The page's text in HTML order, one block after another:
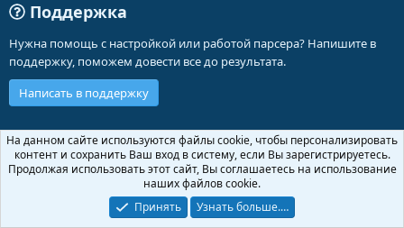
Поддержка
Нужна помощь с настройкой или работой парсера? Напишите в
поддержку, поможем довести все до результата.
Написать в поддержку
Russian (RU)
Обратная связь
Условия и правила
Политика конфиденциальности
Помощь
Community platform by XenForo ® © 2010-2026 XenForo Ltd.
На данном сайте используются файлы cookie, чтобы персонализировать
контент и сохранить Ваш вход в систему, если Вы зарегистрируетесь.
Продолжая использовать этот сайт, Вы соглашаетесь на использование
наших файлов cookie.
Принять
Узнать больше.…